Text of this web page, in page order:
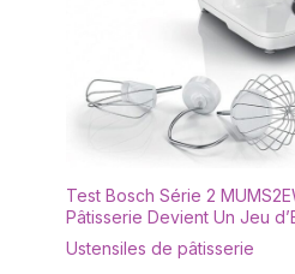
Test Bosch Série 2
Pâtisserie Devient Un Jeu
Ustensiles de pâtisserie